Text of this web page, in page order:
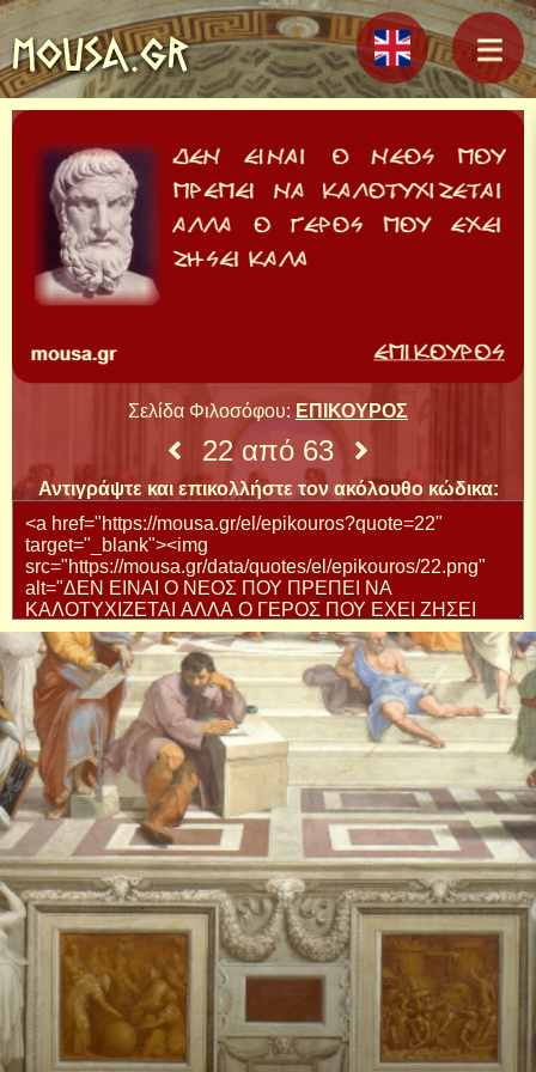
MOUSA.GR
Σελίδα Φιλοσόφου:ΕΠΙΚΟΥΡΟΣ
22 από 63
Αντιγράψτε και επικολλήστε τον ακόλουθο κώδικα: